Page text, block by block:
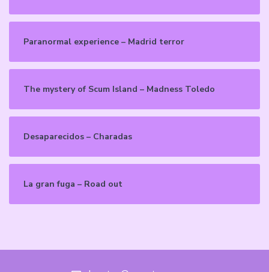
Paranormal experience – Madrid terror
The mystery of Scum Island – Madness Toledo
Desaparecidos – Charadas
La gran fuga – Road out